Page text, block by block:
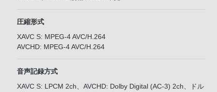
圧縮形式
XAVC S: MPEG-4 AVC/H.264
AVCHD: MPEG-4 AVC/H.264
音声記録方式
XAVC S: LPCM 2ch、AVCHD: Dolby Digital (AC-3) 2ch、ドル